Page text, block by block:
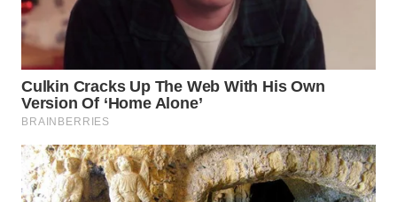
SUMEDANG
WN
CIANJUR
KEPULAUAN
SERIBU